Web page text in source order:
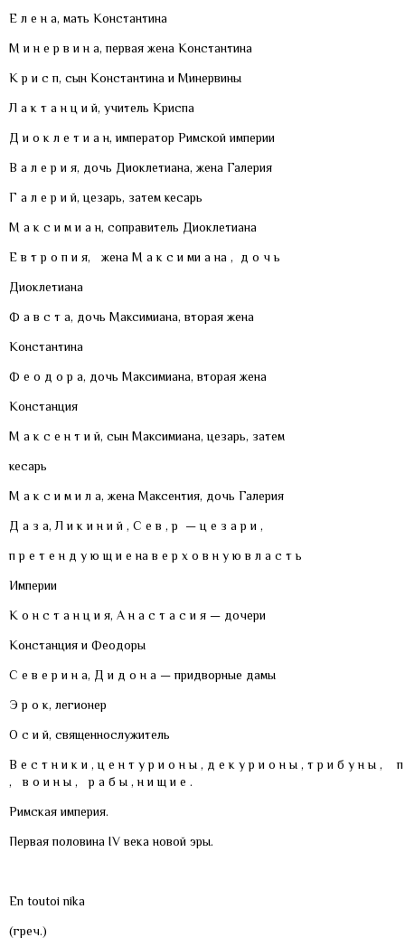
Е л е н а, мать Константина
М и н е р в и н а, первая жена Константина
К р и с п, сын Константина и Минервины
Л а к т а н ц и й, учитель Криспа
Д и о к л е т и а н, император Римской империи
В а л е р и я, дочь Диоклетиана, жена Галерия
Г а л е р и й, цезарь, затем кесарь
М а к с и м и а н, соправитель Диоклетиана
Е в т р о п и я, жена М а к с и ми а на , д о ч ь
Диоклетиана
Ф а в с т а, дочь Максимиана, вторая жена
Константина
Ф е о д о р а, дочь Максимиана, вторая жена
Констанция
М а к с е н т и й, сын Максимиана, цезарь, затем
кесарь
М а к с и м и л а, жена Максентия, дочь Галерия
Д а з а, Л и к и н и й , С е в , р — ц е з а р и ,
п р е т е н д у ю щ и е на в е р х о в н у ю в л а с т ь
Империи
К о н с т а н ц и я, А н а с т а с и я — дочери
Констанция и Феодоры
С е в е р и н а, Д и д о н а — придворные дамы
Э р о к, легионер
О с и й, священнослужитель
В е с т н и к и , ц е н т у р и о н ы , д е к у р и о н ы , т р и б у н ы
, в о и н ы , р а б ы , н и щ и е .
Римская империя.
Первая половина IV века новой эры.
En toutоi nika
(греч.)